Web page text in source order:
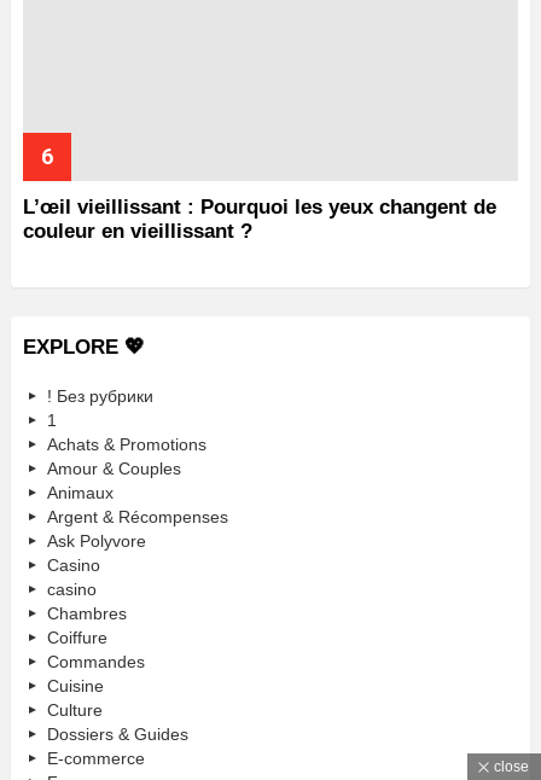
L’œil vieillissant : Pourquoi les yeux changent de
couleur en vieillissant ?
EXPLORE 💖
! Без рубрики
1
Achats & Promotions
Amour & Couples
Animaux
Argent & Récompenses
Ask Polyvore
Casino
casino
Chambres
Coiffure
Commandes
Cuisine
Culture
Dossiers & Guides
E-commerce
close